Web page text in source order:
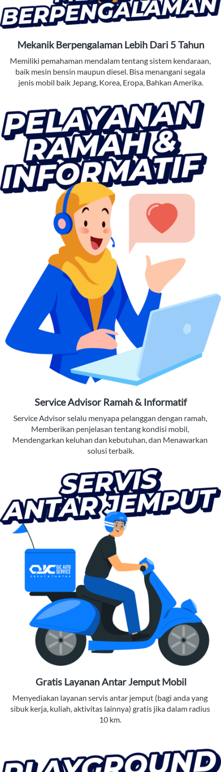
Mekanik Berpengalaman Lebih Dari 5 Tahun
Memiliki pemahaman mendalam tentang sistem kendaraan,
baik mesin bensin maupun diesel. Bisa menangani segala
jenis mobil baik Jepang, Korea, Eropa, Bahkan Amerika.
Service Advisor Ramah & Informatif
Service Advisor selalu menyapa pelanggan dengan ramah,
Memberikan penjelasan tentang kondisi mobil,
Mendengarkan keluhan dan kebutuhan, dan Menawarkan
solusi terbaik.
Gratis Layanan Antar Jemput Mobil
Menyediakan layanan servis antar jemput (bagi anda yang
sibuk kerja, kuliah, aktivitas lainnya) gratis jika dalam radius
10 km.